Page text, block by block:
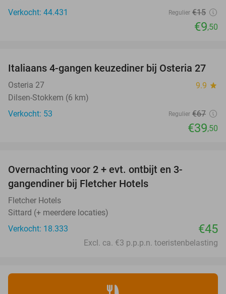
Verkocht: 44.431
Regulier €15
€9,50
41%
Italiaans 4-gangen keuzediner bij Osteria 27
Osteria 27 9.9 star
Dilsen-Stokkem (6 km)
Verkocht: 53
Regulier €67
€39,50
Overnachting voor 2 + evt. ontbijt en 3-
gangendiner bij Fletcher Hotels
Fletcher Hotels
Sittard (+ meerdere locaties)
Verkocht: 18.333
€45
Excl. ca. €3 p.p.p.n. toeristenbelasting